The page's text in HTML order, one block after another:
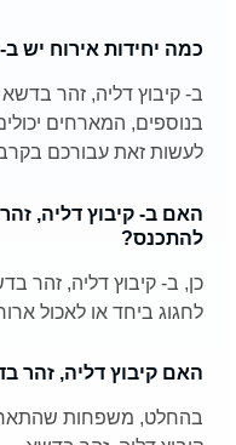
כמה יחידות אירוח יש
בנוספים, המארחים
לעשות זאת עבורכם
האם ב- קיבוץ דליה,
להתכנס?
כן, ב- קיבוץ דליה, זהר
לחגוג ביחד או לאכול
האם קיבוץ דליה, זהר
בהחלט, משפחות